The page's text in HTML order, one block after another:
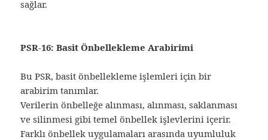
sağlar.
PSR-16: Basit Önbellekleme Arabirimi
Bu PSR, basit önbellekleme işlemleri için bir
arabirim tanımlar.
Verilerin önbelleğe alınması, alınması, saklanması
ve silinmesi gibi temel önbellek işlevlerini içerir.
Farklı önbellek uygulamaları arasında uyumluluk